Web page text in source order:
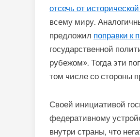
отсечь от
всему миру.
предложил поправки к
государственной
рубежом». Тогда эти
том числе со стороны
Своей инициативой
федеративному
внутри страны, что